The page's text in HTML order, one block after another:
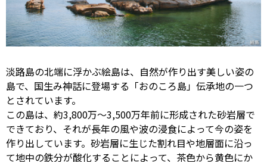
淡路島の北端に浮かぶ絵島は、自然が作り出す美しい姿の
島で、国生み神話に登場する「おのころ島」伝承地の一つ
とされています。
この島は、約3,800万～3,500万年前に形成された砂岩層で
できており、それが長年の風や波の浸食によって今の姿を
作り出しています。砂岩層に生じた割れ目や地層面に沿っ
て地中の鉄分が酸化することによって、茶色から黄色にか